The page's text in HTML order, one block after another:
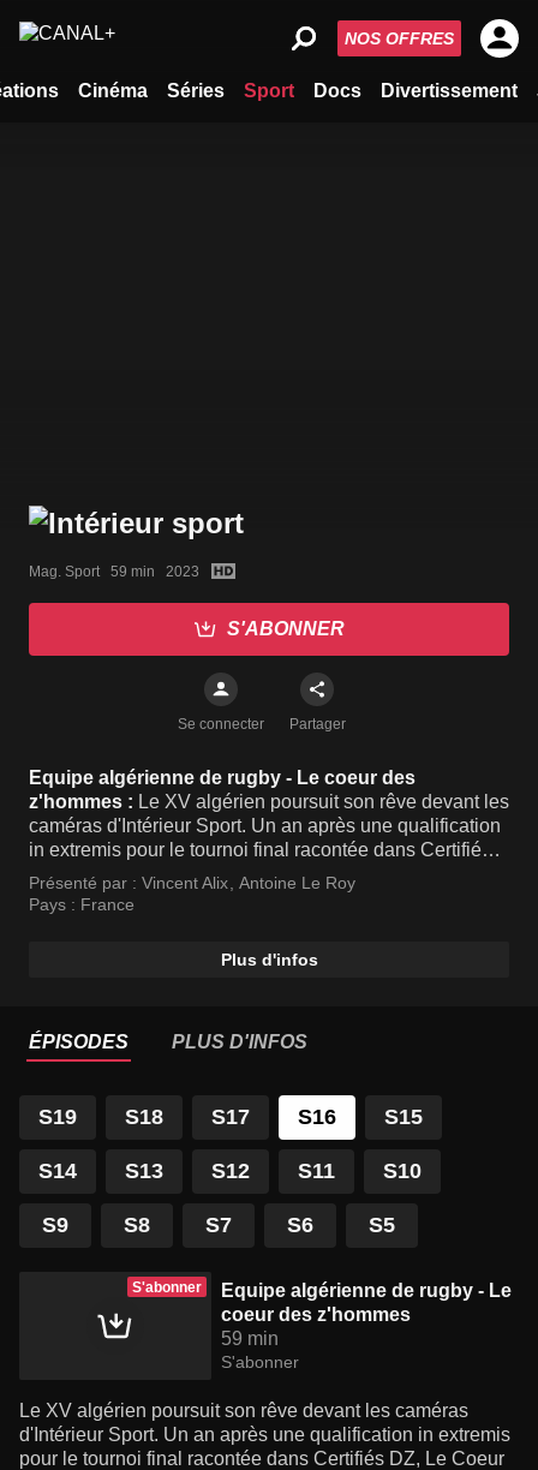
Cinéma Séries Sport Docs Divertissement
NOS OFFRES
Mag. Sport   59 min   2023
S'ABONNER
Se connecter Partager
Equipe algérienne de rugby - Le coeur des
z'hommes : Le XV algérien poursuit son rêve devant les
caméras d'Intérieur Sport. Un an après une qualification
in extremis pour le tournoi final racontée dans Certifiés
DZ, Le Coeur des Z'hommes raconte la suite de
l'aventure des rugbymen algériens.
Présenté par : Vincent Alix Antoine Le Roy
Pays : France
Plus d'infos
ÉPISODES PLUS D'INFOS
S19 S18 S17 S16 S15
S14 S13 S12 S11 S10
S9 S8 S7 S6 S5
S'abonner
Equipe algérienne de rugby - Le
coeur des z'hommes
59 min
S'abonner
Le XV algérien poursuit son rêve devant les caméras
d'Intérieur Sport. Un an après une qualification in extremis
pour le tournoi final racontée dans Certifiés DZ, Le Coeur